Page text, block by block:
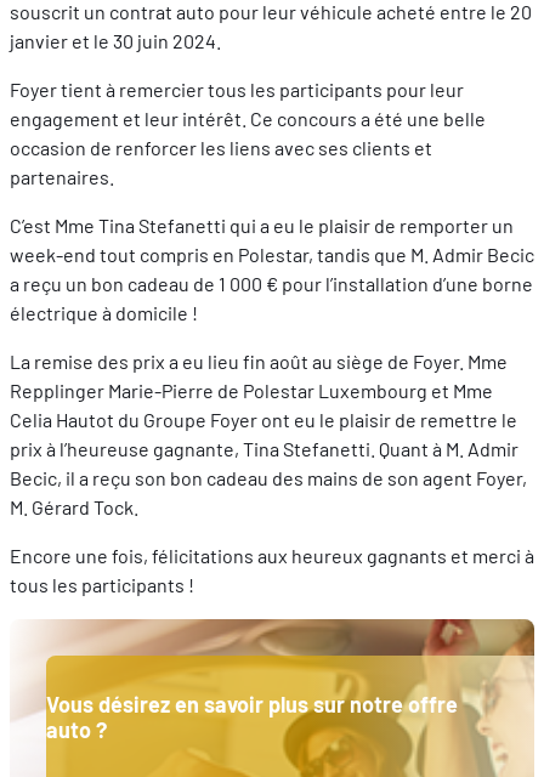
souscrit un contrat auto pour leur véhicule acheté entre le 20
janvier et le 30 juin 2024.
Foyer tient à remercier tous les participants pour leur
engagement et leur intérêt. Ce concours a été une belle
occasion de renforcer les liens avec ses clients et
partenaires.
C’est Mme Tina Stefanetti qui a eu le plaisir de remporter un
week-end tout compris en Polestar, tandis que M. Admir Becic
a reçu un bon cadeau de 1 000 € pour l’installation d’une borne
électrique à domicile !
La remise des prix a eu lieu fin août au siège de Foyer. Mme
Repplinger Marie-Pierre de Polestar Luxembourg et Mme
Celia Hautot du Groupe Foyer ont eu le plaisir de remettre le
prix à l’heureuse gagnante, Tina Stefanetti. Quant à M. Admir
Becic, il a reçu son bon cadeau des mains de son agent Foyer,
M. Gérard Tock.
Encore une fois, félicitations aux heureux gagnants et merci à
tous les participants !
Vous désirez en savoir plus sur notre offre
auto ?